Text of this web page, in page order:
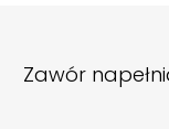
Zawór